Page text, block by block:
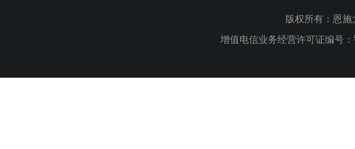
版权所有：恩施
增值电信业务经营许可证编号：